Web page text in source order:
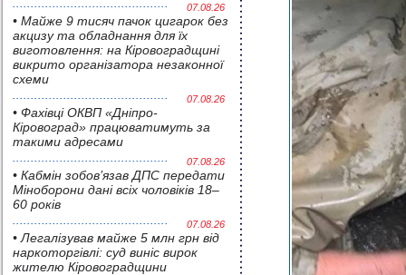
07.08.26
• Майже 9 тисяч пачок цигарок без
акцизу та обладнання для їх
виготовлення: на Кіровоградщині
викрито організатора незаконної
схеми
07.08.26
• Фахівці ОКВП «Дніпро-
Кіровоград» працюватимуть за
такими адресами
07.08.26
• Кабмін зобов’язав ДПС передати
Міноборони дані всіх чоловіків 18–
60 років
07.08.26
• Легалізував майже 5 млн грн від
наркоторгівлі: суд виніс вирок
жителю Кіровоградщини